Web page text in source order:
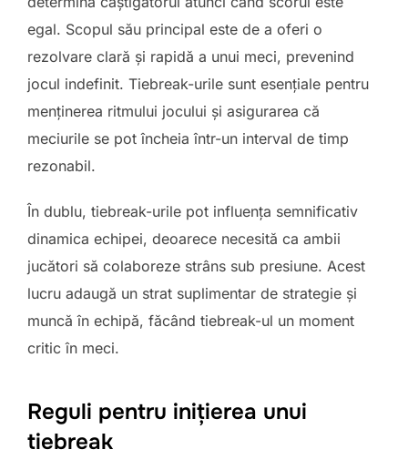
egal. Scopul său principal este de a oferi o
rezolvare clară și rapidă a unui meci, prevenind
jocul indefinit. Tiebreak-urile sunt esențiale pentru
menținerea ritmului jocului și asigurarea că
meciurile se pot încheia într-un interval de timp
rezonabil.
În dublu, tiebreak-urile pot influența semnificativ
dinamica echipei, deoarece necesită ca ambii
jucători să colaboreze strâns sub presiune. Acest
lucru adaugă un strat suplimentar de strategie și
muncă în echipă, făcând tiebreak-ul un moment
critic în meci.
Reguli pentru inițierea unui
tiebreak